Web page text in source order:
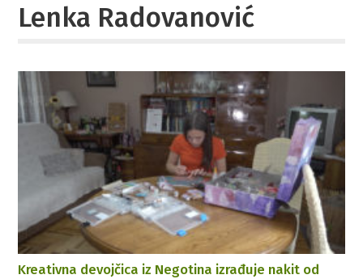
Lenka Radovanović
Kreativna devojčica iz Negotina izrađuje nakit od